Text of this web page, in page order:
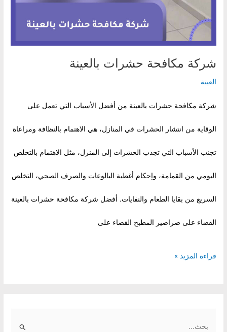
شركة مكافحة حشرات بالعينة
العينة
شركة مكافحة حشرات بالعينة من أفضل الأسباب التي تعمل على
الوقاية من انتشار الحشرات في المنازل، هي الاهتمام بالنظافة ومراعاة
تجنب الأسباب التي تجذب الحشرات إلى المنزل، مثل الاهتمام بالتخلص
اليومي من القمامة، وإحكام أغطية البالوعات والصرف الصحي، التخلص
السريع من بقايا الطعام والنفايات. أفضل شركة مكافحة حشرات بالعينة
القضاء على صراصير المطبخ القضاء على
شركة
بالعينة
قراءة المزيد »